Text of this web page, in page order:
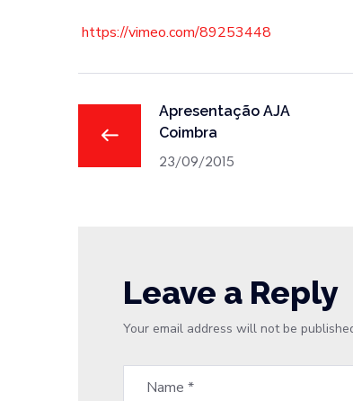
https://vimeo.com/89253448
Apresentação AJA
Coimbra
23/09/2015
Leave a Reply
Your email address will not be